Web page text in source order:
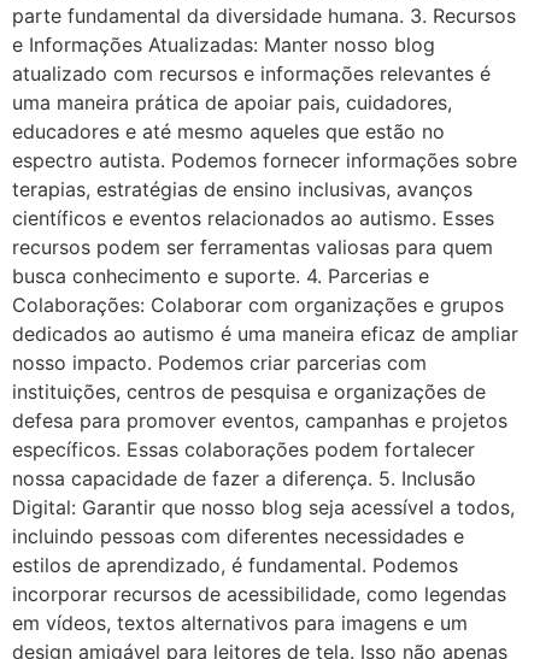
parte fundamental da diversidade humana. 3. Recursos
e Informações Atualizadas: Manter nosso blog
atualizado com recursos e informações relevantes é
uma maneira prática de apoiar pais, cuidadores,
educadores e até mesmo aqueles que estão no
espectro autista. Podemos fornecer informações sobre
terapias, estratégias de ensino inclusivas, avanços
científicos e eventos relacionados ao autismo. Esses
recursos podem ser ferramentas valiosas para quem
busca conhecimento e suporte. 4. Parcerias e
Colaborações: Colaborar com organizações e grupos
dedicados ao autismo é uma maneira eficaz de ampliar
nosso impacto. Podemos criar parcerias com
instituições, centros de pesquisa e organizações de
defesa para promover eventos, campanhas e projetos
específicos. Essas colaborações podem fortalecer
nossa capacidade de fazer a diferença. 5. Inclusão
Digital: Garantir que nosso blog seja acessível a todos,
incluindo pessoas com diferentes necessidades e
estilos de aprendizado, é fundamental. Podemos
incorporar recursos de acessibilidade, como legendas
em vídeos, textos alternativos para imagens e um
design amigável para leitores de tela. Isso não apenas